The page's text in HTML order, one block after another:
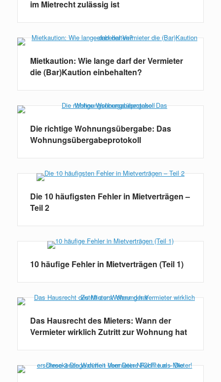
im Mietrecht zulässig ist
Mietkaution: Wie lange darf der Vermieter
die (Bar)Kaution einbehalten?
Die richtige Wohnungsübergabe: Das
Wohnungsübergabeprotokoll
Die 10 häufigsten Fehler in Mietverträgen –
Teil 2
10 häufige Fehler in Mietverträgen (Teil 1)
Das Hausrecht des Mieters: Wann der
Vermieter wirklich Zutritt zur Wohnung hat